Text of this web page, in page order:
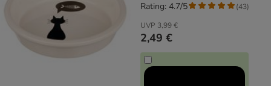
UVP 3,99 €
2,49 €
Rating: 4.7/5 (43)